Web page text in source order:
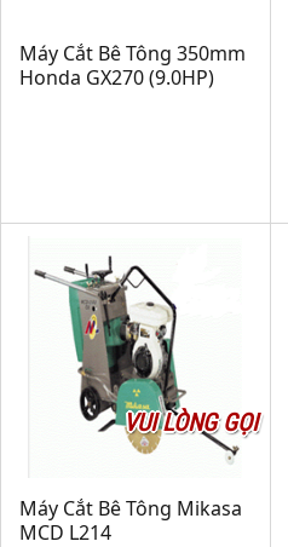
Máy Cắt Bê Tông 350mm
Honda GX270 (9.0HP)
VUI LÒNG GỌI
Máy Cắt Bê Tông Mikasa
MCD L214